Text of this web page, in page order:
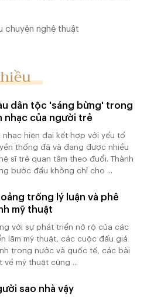
chuyện nghệ thuật
dân tộc 'sáng bừng' trong
nhạc của người trẻ
nhạc hiện đại kết hợp với yếu tố
thống đã và đang được nhiều
sĩ trẻ quan tâm theo đuổi. Thành
bước đầu không chỉ cho ...
trống lý luận và phê
mỹ thuật
với sự phát triển nở rộ của các
lãm mỹ thuật, các cuộc đấu giá
trong nước và quốc tế, các bài
về mỹ thuật cũng ...
sao nhà vậy